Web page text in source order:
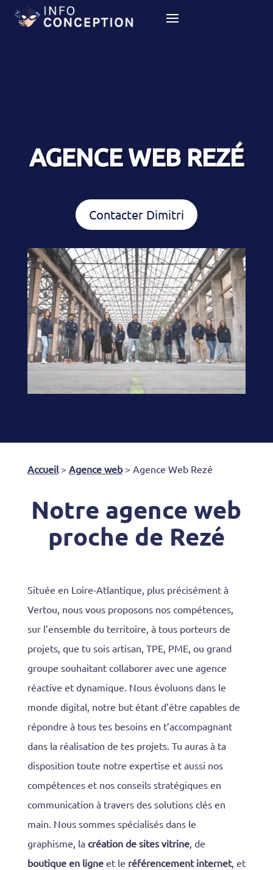
AGENCE WEB REZÉ
Contacter Dimitri
Accueil> Agence web> Agence Web Rezé
Notre agence web
proche de Rezé
Située en Loire-Atlantique, plus précisément à
Vertou, nous vous proposons nos compétences,
sur l’ensemble du territoire, à tous porteurs de
projets, que tu sois artisan, TPE, PME, ou grand
groupe souhaitant collaborer avec une agence
réactive et dynamique. Nous évoluons dans le
monde digital, notre but étant d’être capables de
répondre à tous tes besoins en t’accompagnant
dans la réalisation de tes projets. Tu auras à ta
disposition toute notre expertise et aussi nos
compétences et nos conseils stratégiques en
communication à travers des solutions clés en
main. Nous sommes spécialisés dans le
graphisme, la création de sites vitrine, de
boutique en ligneet le référencement internet, et